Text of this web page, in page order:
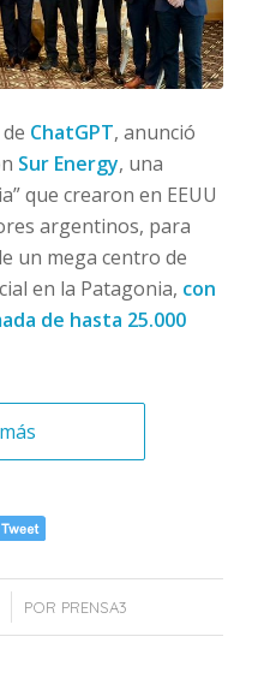
ChatGPT, anunció
Sur Energy, una
que crearon en EEUU
argentinos, para
un mega centro de
en la Patagonia, con
de hasta 25.000
POR PRENSA3